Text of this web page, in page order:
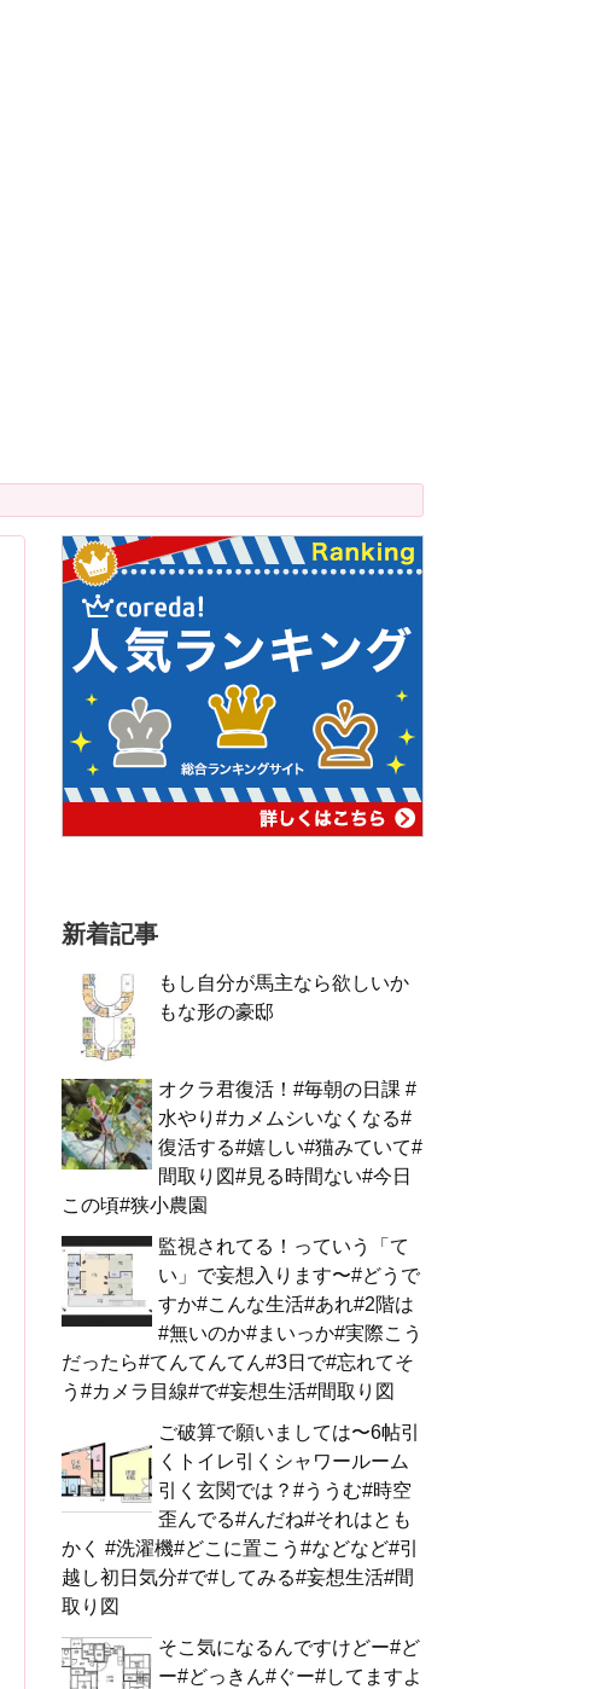
新着記事
もし自分が馬主なら欲しいか
もな形の豪邸
オクラ君復活！#毎朝の日課 #
水やり#カメムシいなくなる#
復活する#嬉しい#猫みていて#
間取り図#見る時間ない#今日
この頃#狭小農園
監視されてる！っていう「て
い」で妄想入ります〜#どうで
すか#こんな生活#あれ#2階は
#無いのか#まいっか#実際こう
だったら#てんてんてん#3日で#忘れてそ
う#カメラ目線#で#妄想生活#間取り図
ご破算で願いましては〜6帖引
くトイレ引くシャワールーム
引く玄関では？#ううむ#時空
歪んでる#んだね#それはとも
かく #洗濯機#どこに置こう#などなど#引
越し初日気分#で#してみる#妄想生活#間
取り図
そこ気になるんですけどー#ど
ー#どっきん#ぐー#してますよ